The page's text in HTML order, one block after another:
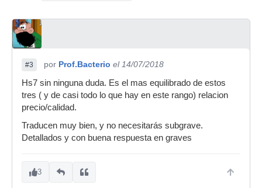
#3 por Prof.Bacterio el 14/07/2018
Hs7 sin ninguna duda. Es el mas equilibrado de estos
tres ( y de casi todo lo que hay en este rango) relacion
precio/calidad.
Traducen muy bien, y no necesitarás subgrave.
Detallados y con buena respuesta en graves
3